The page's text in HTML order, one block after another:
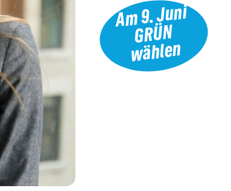
Am 9. Juni
GRÜ
N
wählen